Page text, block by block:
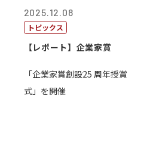
2025.12.08
トピックス
【レポート】企業家賞
「企業家賞創設25 周年授賞
式」を開催